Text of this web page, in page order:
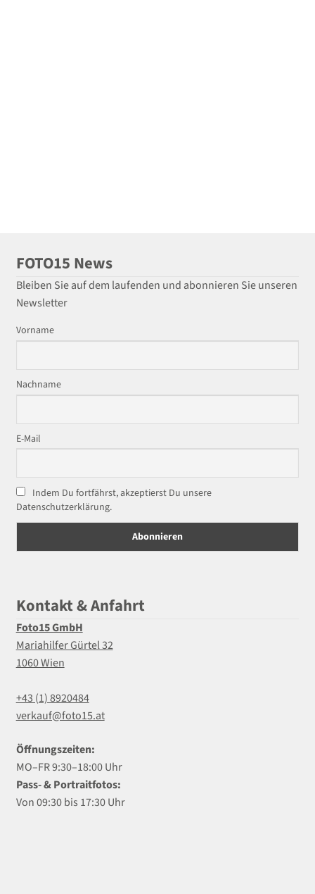
FOTO15 News
Bleiben Sie auf dem laufenden und abonnieren Sie unseren
Newsletter
Vorname
Nachname
E-Mail
Indem Du fortfährst, akzeptierst Du unsere
Datenschutzerklärung.
Kontakt & Anfahrt
Foto15 GmbH
Mariahilfer Gürtel 32
1060 Wien
+43 (1) 8920484
verkauf@foto15.at
Öffnungszeiten:
MO–FR 9:30–18:00 Uhr
Pass- & Portraitfotos:
Von 09:30 bis 17:30 Uhr